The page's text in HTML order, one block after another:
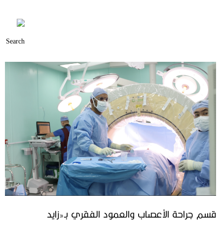
قسم جراحة الأعصاب والعمود الفقري بـ«زايد